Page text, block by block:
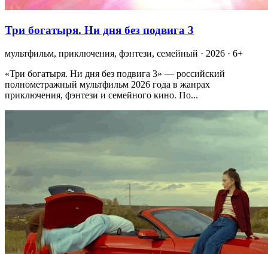
Три богатыря. Ни дня без подвига 3
мультфильм, приключения, фэнтези, семейный · 2026 · 6+
«Три богатыря. Ни дня без подвига 3» — российский
полнометражный мультфильм 2026 года в жанрах
приключения, фэнтези и семейного кино. По...